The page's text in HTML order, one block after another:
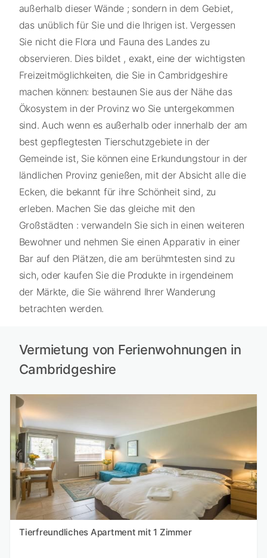
außerhalb dieser Wände ; sondern in dem Gebiet,
das unüblich für Sie und die Ihrigen ist. Vergessen
Sie nicht die Flora und Fauna des Landes zu
observieren. Dies bildet , exakt, eine der wichtigsten
Freizeitmöglichkeiten, die Sie in Cambridgeshire
machen können: bestaunen Sie aus der Nähe das
Ökosystem in der Provinz wo Sie untergekommen
sind. Auch wenn es außerhalb oder innerhalb der am
best gepflegtesten Tierschutzgebiete in der
Gemeinde ist, Sie können eine Erkundungstour in der
ländlichen Provinz genießen, mit der Absicht alle die
Ecken, die bekannt für ihre Schönheit sind, zu
erleben. Machen Sie das gleiche mit den
Großstädten : verwandeln Sie sich in einen weiteren
Bewohner und nehmen Sie einen Apparativ in einer
Bar auf den Plätzen, die am berühmtesten sind zu
sich, oder kaufen Sie die Produkte in irgendeinem
der Märkte, die Sie während Ihrer Wanderung
betrachten werden.
Vermietung von Ferienwohnungen in
Cambridgeshire
Tierfreundliches Apartment mit 1 Zimmer